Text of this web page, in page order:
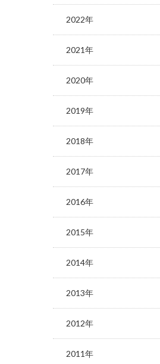
2022年
2021年
2020年
2019年
2018年
2017年
2016年
2015年
2014年
2013年
2012年
2011年